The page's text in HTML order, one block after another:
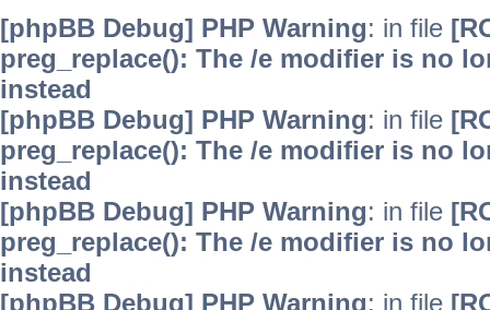
[phpBB Debug] PHP Warning: in file
preg_replace(): The /e modifier is no
instead
[phpBB Debug] PHP Warning: in file
preg_replace(): The /e modifier is no
instead
[phpBB Debug] PHP Warning: in file
preg_replace(): The /e modifier is no
instead
[phpBB Debug] PHP Warning: in file